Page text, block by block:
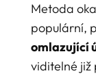
Metoda
populární,
omlazující
viditelné již